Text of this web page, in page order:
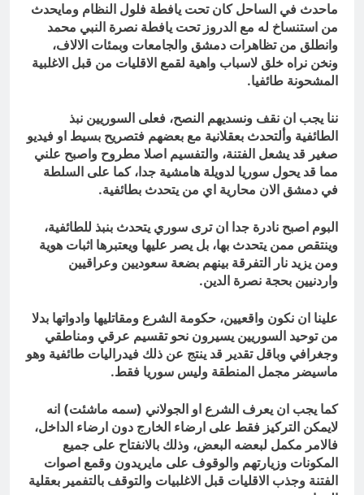
ماحدث في الساحل كان تحت يافطة فلول النظام ومايحدث
من استنساخ له مع الدروز تحت يافطة نصرة النبي محمد
وانطلق من تظاهرات دمشق والجامعات وبمئات الالاف،
ونخن نراه خلق لاسباب واهية لقمع الاقليات من قبل الاغلبية
المشحونة طائفيا.
ننا يجب ان نقف ونسديهم النصح، فعلى السوريين نبذ
الطائفية وألتحدث بعقلانية مع بعضهم فتصريح بسيط او فيديو
صغير قد يشعل الفتنة، والتفسيم اصلا مطروح واصبح علني
مما قد يحول سوريا لدويلة هامشية جدا، كما على السلطة
في دمشق الان محارية اي من يتحدث بطائفية.
البوم اصبح نادرة جدا ان ترى سوري يتحدث بنبذ للطائفية،
وينتقص ممن يتحدث بها، بل يصر عليها ويعتبرها اثبات هوية
ومن يزيد نار التفرقة بينهم بضعة سعوديين وعراقيين
واردنيين بحجة نصرة الدين.
علينا ان نكون واقعيين، حكومة الشرع ومقاتليها وادواتها بدلا
من توحيد السوريين يسيرون نحو تقسيم عرقي ومناطقي
وجغرافي وباقل تقدير قد ينتج عن ذلك فيدراليات طائفية وهو
ماسيضر مجمل المنطقة وليس سوريا فقط.
كما يجب ان يعرف الشرع او الجولاني (سمه ماشئت) انه
لايمكن التركيز فقط على ارضاء الخارج دون ارضاء الداخل،
فالامر مكمل لبعضه البعض، وذلك بالانفتاح على جميع
المكونات وزيارتهم والوقوف على مايريدون وقمع اصوات
الفتنة وجذب الاقليات قبل الاغلبيات والتوقف بالتفمير بعقلية